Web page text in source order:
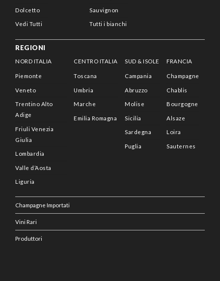
Dolcetto
Vedi Tutti
Sauvignon
Tutti i bianchi
REGIONI
NORD ITALIA
Piemonte
Veneto
Trentino Alto
Adige
Friuli Venezia
Giulia
Lombardia
Valle d’Aosta
Liguria
CENTRO ITALIA
Toscana
Umbria
Marche
Emilia Romagna
SUD & ISOLE
Campania
Abruzzo
Molise
Sicilia
Sardegna
Puglia
FRANCIA
Champagne
Chablis
Bourgogne
Alsaze
Loira
Sauternes
Champagne Importati
Vini Rari
Produttori